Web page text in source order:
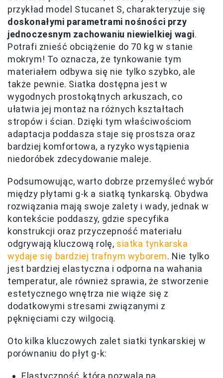
przykład model Stucanet S, charakteryzuje się
doskonałymi parametrami nośności przy
jednoczesnym zachowaniu niewielkiej wagi.
Potrafi znieść obciążenie do 70 kg w stanie
mokrym! To oznacza, że tynkowanie tym
materiałem odbywa się nie tylko szybko, ale
także pewnie. Siatka dostępna jest w
wygodnych prostokątnych arkuszach, co
ułatwia jej montaż na różnych kształtach
stropów i ścian. Dzięki tym właściwościom
adaptacja poddasza staje się prostsza oraz
bardziej komfortowa, a ryzyko wystąpienia
niedoróbek zdecydowanie maleje.
Podsumowując, warto dobrze przemyśleć wybór
między płytami g-k a siatką tynkarską. Obydwa
rozwiązania mają swoje zalety i wady, jednak w
kontekście poddaszy, gdzie specyfika
konstrukcji oraz przyczepność materiału
odgrywają kluczową rolę, siatka tynkarska
wydaje się bardziej trafnym wyborem. Nie tylko
jest bardziej elastyczna i odporna na wahania
temperatur, ale również sprawia, że stworzenie
estetycznego wnętrza nie wiąże się z
dodatkowymi stresami związanymi z
pęknięciami czy wilgocią.
Oto kilka kluczowych zalet siatki tynkarskiej w
porównaniu do płyt g-k:
Elastyczność, która pozwala na